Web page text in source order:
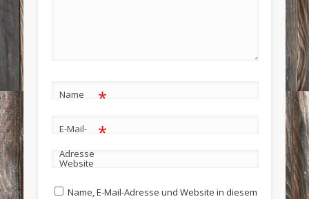
Name *
E-Mail-
Adresse
*
Website
Name, E-Mail-Adresse und Website in diesem